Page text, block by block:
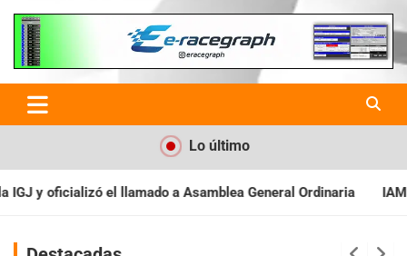
E-Kart.com.ar | La Revista
Electrónica del Karting en
Argentina
Lo último
General Ordinaria IAME SERIES ARGENTINA: